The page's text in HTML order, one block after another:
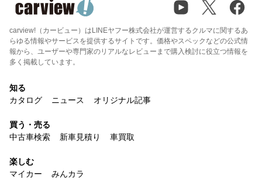
carview!（カービュー）はLINEヤフー株式会社が運営するクルマに関するあ
らゆる情報やサービスを提供するサイトです。価格やスペックなどの公式情
報から、ユーザーや専門家のリアルなレビューまで購入検討に役立つ情報を
多く掲載しています。
知る
カタログ
ニュース オリジナル記事
買う・売る
中古車検索
新車見積り 車買取
楽しむ
マイカー
みんカラ